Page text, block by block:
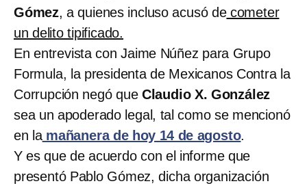
Gómez, a quienes incluso acusó decometer
un delito tipificado.
En entrevista con Jaime Núñez para Grupo
Formula, la presidenta de Mexicanos Contra la
Corrupción negó que Claudio X. González
sea un apoderado legal, tal como se mencionó
en lamañanera de hoy 14 de agosto.
Y es que de acuerdo con el informe que
presentó Pablo Gómez, dicha organización